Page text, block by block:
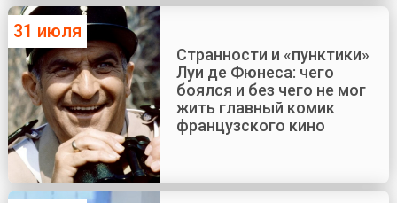
31 июля
Странности и «пунктики»
Луи де Фюнеса: чего
боялся и без чего не мог
жить главный комик
французского кино